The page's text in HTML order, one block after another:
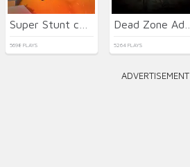
5698 PLAYS 5264 PLAYS
ADVERTISEMENT